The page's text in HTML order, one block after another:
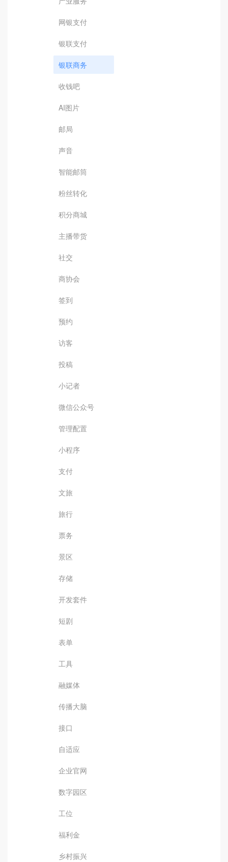
网银支付
银联支付
银联商务
收钱吧
AI图片
邮局
声音
智能邮筒
粉丝转化
积分商城
主播带货
社交
商协会
签到
预约
访客
投稿
小记者
微信公众号
管理配置
小程序
支付
文旅
旅行
票务
景区
存储
开发套件
短剧
表单
工具
融媒体
传播大脑
接口
自适应
企业官网
数字园区
工位
福利金
乡村振兴